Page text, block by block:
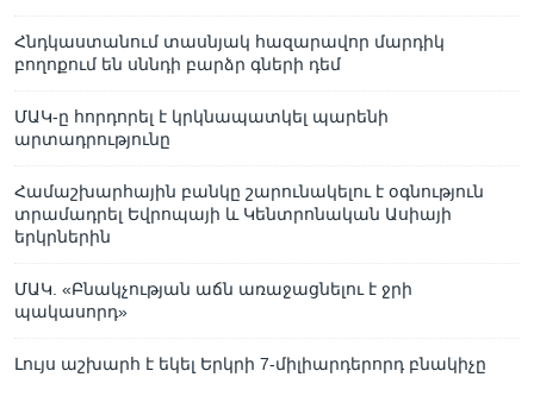
Հնդկաստանում տասնյակ հազարավոր մարդիկ
բողոքում են սննդի բարձր գների դեմ
ՄԱԿ-ը հորդորել է կրկնապատկել պարենի
արտադրությունը
Համաշխարհային բանկը շարունակելու է օգնություն
տրամադրել Եվրոպայի և Կենտրոնական Ասիայի
երկրներին
ՄԱԿ. «Բնակչության աճն առաջացնելու է ջրի
պակասորդ»
Լույս աշխարհ է եկել Երկրի 7-միլիարդերորդ բնակիչը